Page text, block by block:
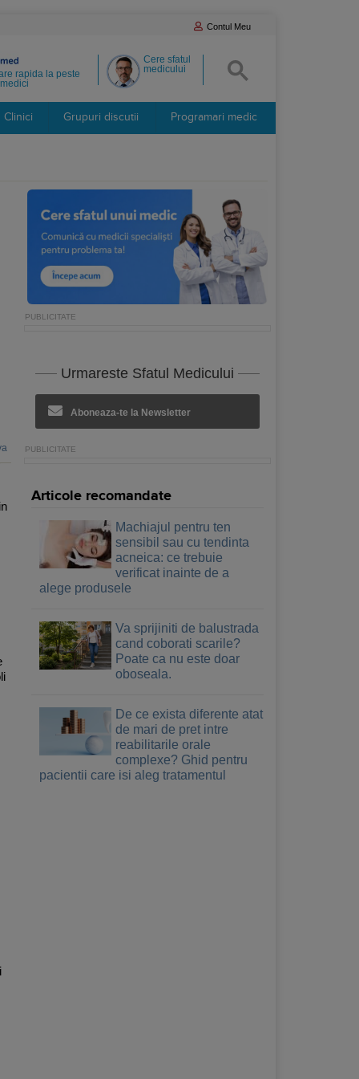
Contul Meu
Cere sfatul
medicului
rapida la peste
Clinici Grupuri discutii Programari medic
Urmareste Sfatul Medicului
Aboneaza-te la Newsletter
Articole recomandate
Machiajul pentru ten
sensibil sau cu tendinta
acneica: ce trebuie
verificat inainte de a
alege produsele
Va sprijiniti de balustrada
cand coborati scarile?
Poate ca nu este doar
oboseala.
De ce exista diferente atat
de mari de pret intre
reabilitarile orale
complexe? Ghid pentru
pacientii care isi aleg tratamentul